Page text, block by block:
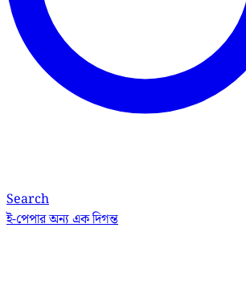
Search
ই-পেপারঅন্য এক দিগন্ত